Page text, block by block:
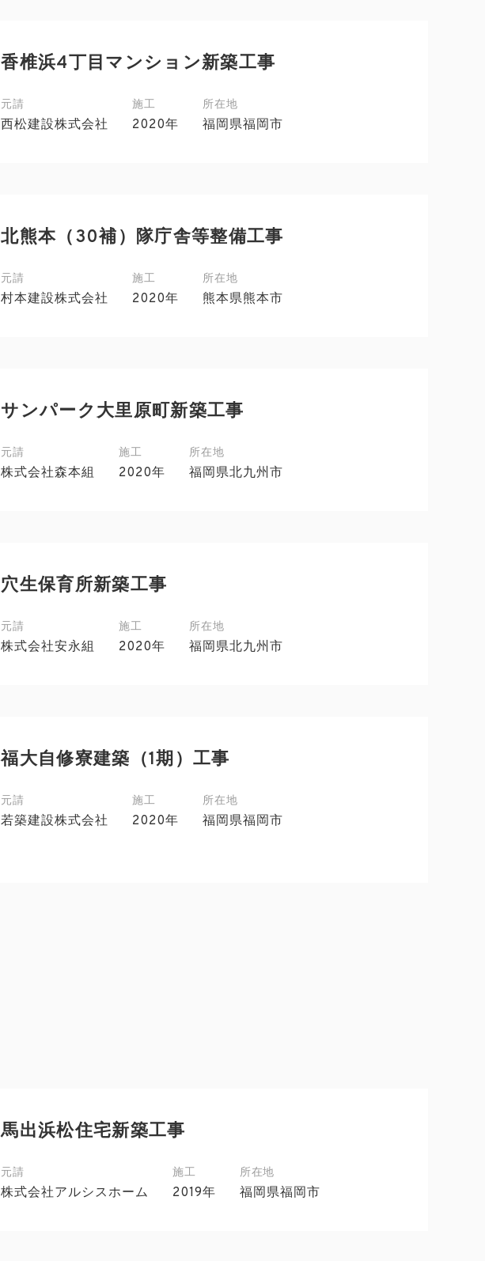
香椎浜4丁目マンション新築工事
元請
西松建設株式会社
施工
2020年
所在地
福岡県福岡市
北熊本（30補）隊庁舎等整備工事
元請
村本建設株式会社
施工
2020年
所在地
熊本県熊本市
サンパーク大里原町新築工事
元請
株式会社森本組
施工
2020年
所在地
福岡県北九州市
穴生保育所新築工事
元請
株式会社安永組
施工
2020年
所在地
福岡県北九州市
福大自修寮建築（1期）工事
元請
若築建設株式会社
施工
2020年
所在地
福岡県福岡市
馬出浜松住宅新築工事
元請
株式会社アルシスホーム
施工
2019年
所在地
福岡県福岡市